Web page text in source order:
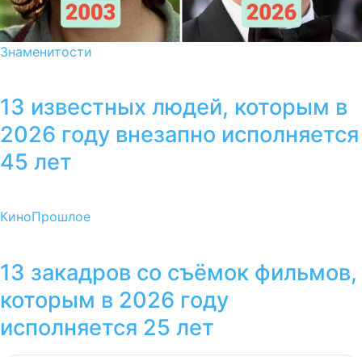
Знаменитости
13 известных людей, которым в
2026 году внезапно исполняется
45 лет
КиноПрошлое
13 закадров со съёмок фильмов,
которым в 2026 году
исполняется 25 лет